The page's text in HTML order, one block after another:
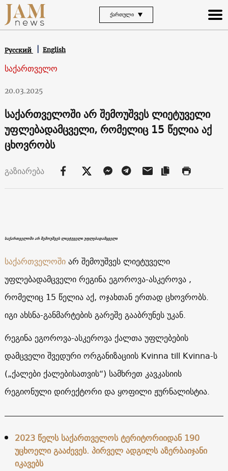
ᲥᲐᲠᲗᲣᲚᲘ
Русский English
საქართველო
20.03.2025
საქართველოში არ შემოუშვეს ლიეტუველი
უფლებადამცველი, რომელიც 15 წელია აქ
ცხოვრობს
გაზიარება
საქართველოში არ შემოუშვეს ლიეტუველი უფლებადამცველი
საქართველოშიარ შემოუშვეს ლიეტუველი
უფლებადამცველი რეგინა ეგოროვა-ასკეროვა ,
რომელიც 15 წელია აქ, ოჯახთან ერთად ცხოვრობს.
იგი ახსნა-განმარტების გარეშე გააბრუნეს უკან.
რეგინა ეგოროვა-ასკეროვა ქალთა უფლებების
დამცველი შვედური ორგანიზაციის Kvinna till Kvinna-ს
(„ქალები ქალებისათვის“) სამხრეთ კავკასიის
რეგიონული დირექტორი და ყოფილი ჟურნალისტია.
2023 წელს საქართველოს ტერიტორიიდან 190
უცხოელი გააძევეს. პირველ ადგილს აზერბაიჯანი
იკავებს